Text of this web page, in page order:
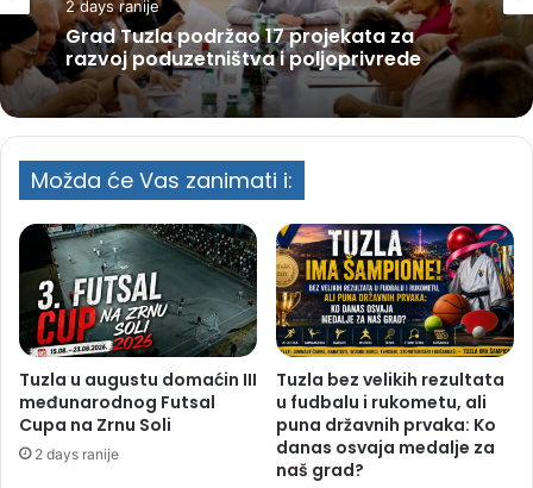
2 days ranije
Grad Tuzla podržao 17 projekata za
razvoj poduzetništva i poljoprivrede
Možda će Vas zanimati i:
Tuzla u augustu domaćin III
međunarodnog Futsal
Cupa na Zrnu Soli
2 days ranije
Tuzla bez velikih rezultata
u fudbalu i rukometu, ali
puna državnih prvaka: Ko
danas osvaja medalje za
naš grad?